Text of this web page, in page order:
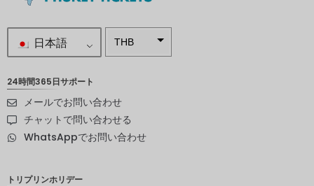
日本語 THB
スウェー
デンクロ
ーナ
24時間365日サポート
メールでお問い合わせ
チャットで問い合わせる
WhatsAppでお問い合わせ
トリプリンホリデー